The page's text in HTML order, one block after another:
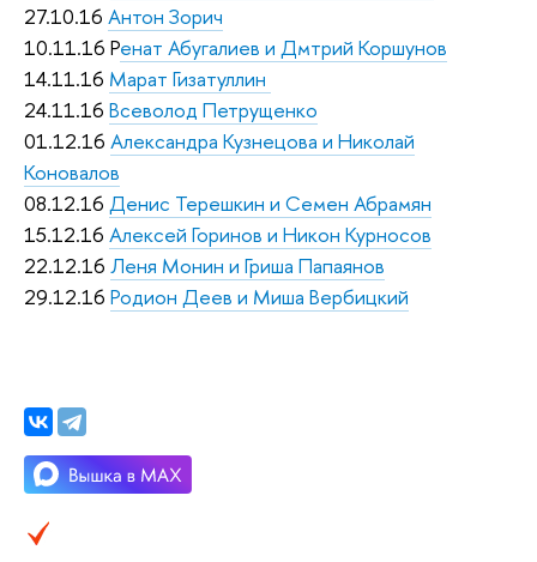
27.10.16 Антон Зорич
10.11.16 Ренат Абугалиев и Дмтрий Коршунов
14.11.16 Марат Гизатуллин
24.11.16 Всеволод Петрущенко
01.12.16 Александра Кузнецова и Николай
Коновалов
08.12.16 Денис Терешкин и Семен Абрамян
15.12.16 Алексей Горинов и Никон Курносов
22.12.16 Леня Монин и Гриша Папаянов
29.12.16 Родион Деев и Миша Вербицкий